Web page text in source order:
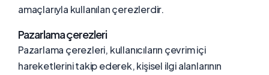
amaçlarıyla kullanılan çerezlerdir.
Pazarlama çerezleri
Pazarlama çerezleri, kullanıcıların çevrim içi
hareketlerini takip ederek, kişisel ilgi alanlarının